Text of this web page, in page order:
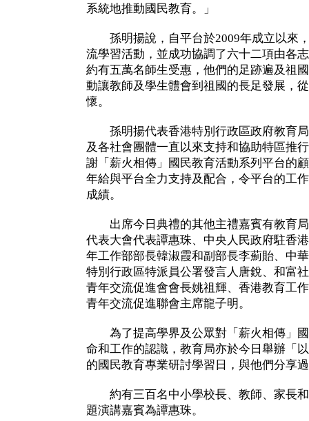
系統地推動國民教育。」
孫明揚說，自平台於2009年成立以來
流學習活動，並成功協調了六十二項由各
約有五萬名師生受惠，他們的足跡遍及祖
動讓教師及學生體會到祖國的長足發展，
懷。
孫明揚代表香港特別行政區政府教育局
及各社會團體一直以來支持和協助特區推
謝「薪火相傳」國民教育活動系列平台的
年給與平台全力支持及配合，令平台的工
成績。
出席今日典禮的其他主禮嘉賓有教育局
代表大會代表譚惠珠、中央人民政府駐香
年工作部部長韓淑霞和副部長李薊貽、中
特別行政區特派員公署發言人唐銳、和富
青年交流促進會會長姚祖輝、香港教育工
青年交流促進聯會主席龍子明。
為了提高學界及公眾對「薪火相傳」國
命和工作的認識，教育局亦於今日舉辦「
的國民教育專業研討學習日，與他們分享
約有三百名中小學校長、教師、家長和
題演講嘉賓為譚惠珠。